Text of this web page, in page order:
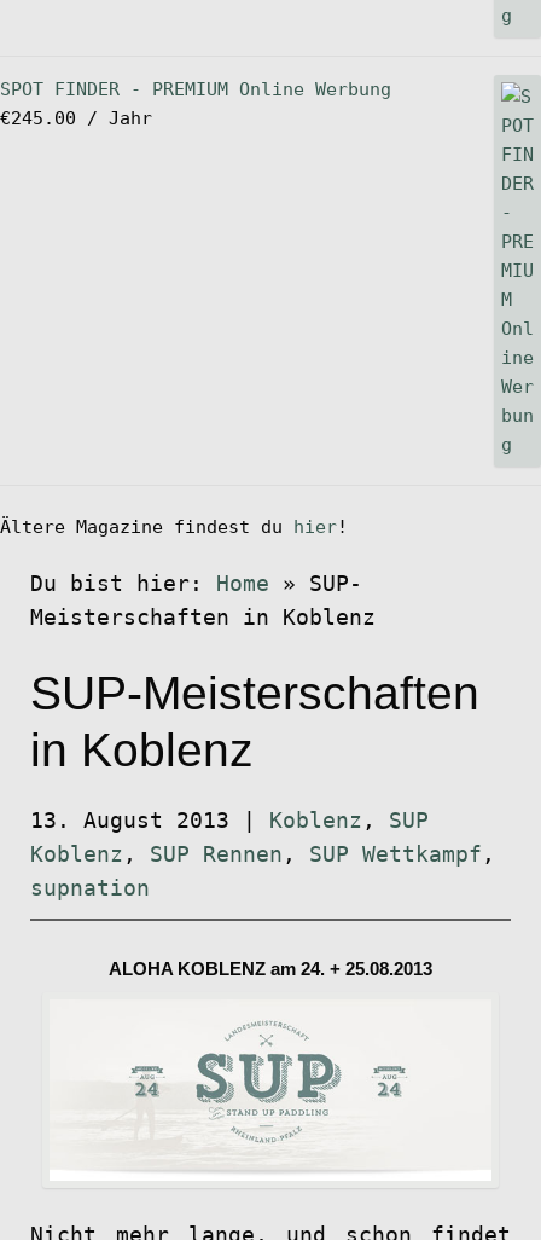
SPOT FINDER - PREMIUM Online Werbung
€245.00 / Jahr
Ältere Magazine findest du hier!
Du bist hier: Home » SUP-
Meisterschaften in Koblenz
SUP-Meisterschaften
in Koblenz
13. August 2013 Koblenz , SUP
Koblenz , SUP Rennen , SUP Wettkampf ,
supnation
ALOHA KOBLENZ am 24. + 25.08.2013
Nicht mehr lange, und schon findet